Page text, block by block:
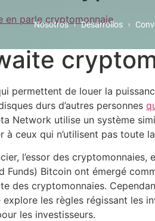
Nosotros Desarrollos
en parle cryptomonnaie
permettent de louer la
durs d’autres personnes
Network utilise un système
à ceux qui n’utilisent pas toute
l’essor des
Funds) Bitcoin ont émergé
des cryptomonnaies.
les règles régissant les
les investisseurs.